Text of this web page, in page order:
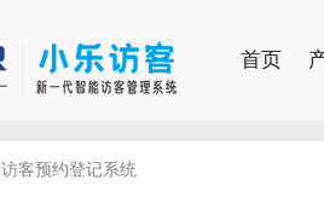
首页
访客预约登记系统